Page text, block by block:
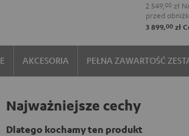
2 549, 00 zł
przed
3 899,00 zł
AKCESORIA PEŁNA ZAWARTOŚĆ
Najważniejsze cechy
Dlatego kochamy ten produkt